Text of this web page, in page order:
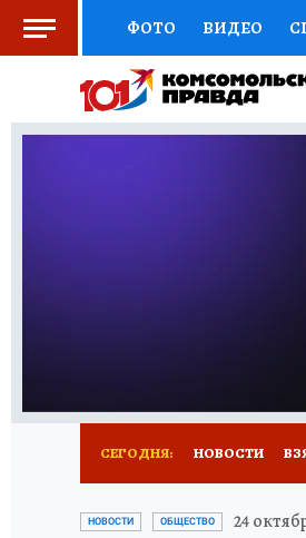
ФОТО ВИДЕО
СОЦПОДДЕРЖКА
ВЫБОР ЭКСПЕРТОВ
СЕГОДНЯ: НОВОСТИ
УКРАИНА:
НОВОСТИ ОБЩЕСТВО 24